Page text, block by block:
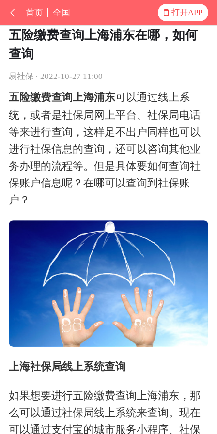
首页 全国 打开APP
五险缴费查询上海浦东在哪，如何
查询
易社保 · 2022-10-27 11:00
五险缴费查询上海浦东可以通过线上系
统，或者是社保局网上平台、社保局电话
等来进行查询，这样足不出户同样也可以
进行社保信息的查询，还可以咨询其他业
务办理的流程等。但是具体要如何查询社
保账户信息呢？在哪可以查询到社保账
户？
上海社保局线上系统查询
如果想要进行五险缴费查询上海浦东， 那
么可以通过社保局线上系统来查询。现在
可以通过支付宝的城市服务小程序、社保